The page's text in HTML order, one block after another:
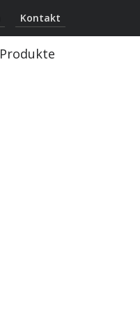
Kontakt
Produkte